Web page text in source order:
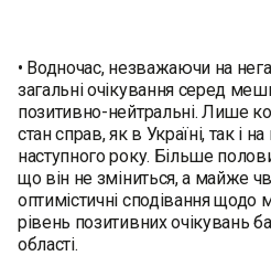
• Водночас, незважаючи на
загальні очікування серед
позитивно-нейтральні. Лише
стан справ, як в Україні, так і
наступного року. Більше
що він не зміниться, а майже
оптимістичні сподівання щодо
рівень позитивних очікувань
області.